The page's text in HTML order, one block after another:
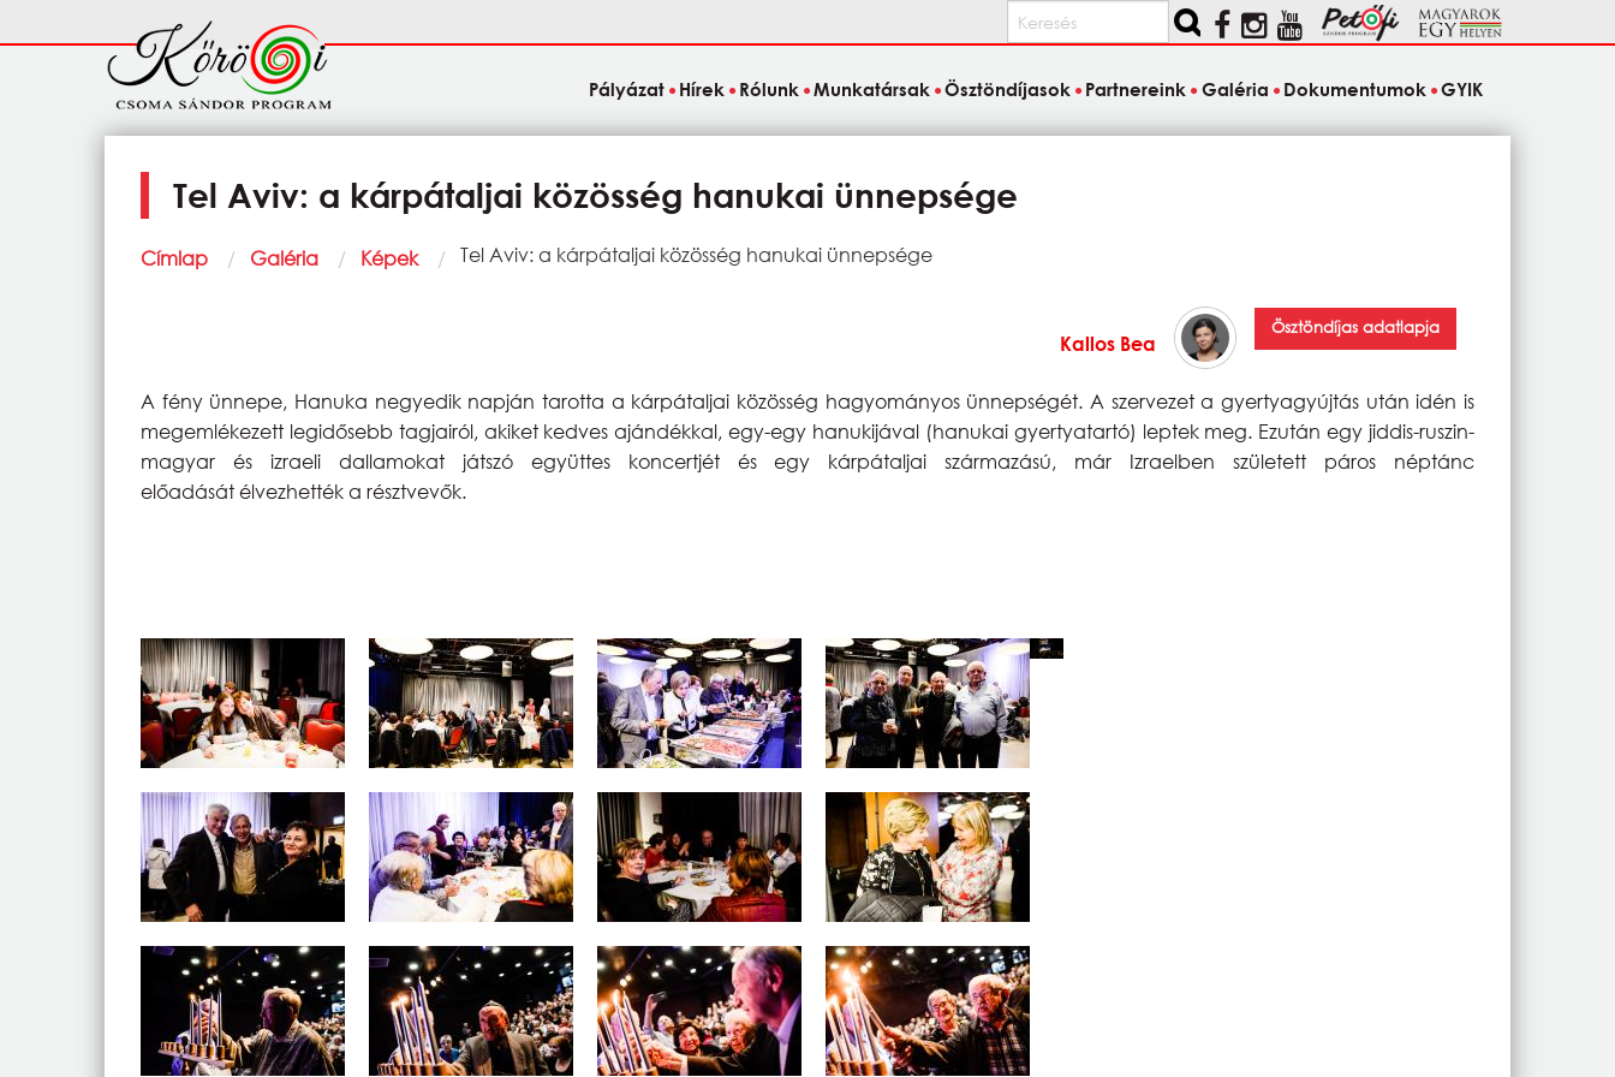
Keresés
Fő
navigáció
Pályázat Hírek Rólunk Munkatársak Ösztöndíjasok Partnereink Galéria Dokumentumok GYIK
Tel Aviv: a kárpátaljai közösség hanukai ünnepsége
Morzsa
Címlap Galéria Képek Current:
Tel Aviv: a kárpátaljai közösség hanukai ünnepsége
Kallos Bea
Ösztöndíjas adatlapja
A fény ünnepe, Hanuka negyedik napján tarotta a kárpátaljai közösség hagyományos ünnepségét. A szervezet a gyertyagyújtás után idén is
megemlékezett legidősebb tagjairól, akiket kedves ajándékkal, egy-egy hanukijával (hanukai gyertyatartó) leptek meg. Ezután egy jiddis-ruszin-
magyar és izraeli dallamokat játszó együttes koncertjét és egy kárpátaljai származású, már Izraelben született páros néptánc
előadását élvezhették a résztvevők.